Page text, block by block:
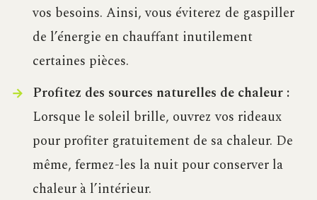
vos besoins. Ainsi, vous éviterez de gaspiller
de l’énergie en chauffant inutilement
certaines pièces.
Profitez des sources naturelles de chaleur :
Lorsque le soleil brille, ouvrez vos rideaux
pour profiter gratuitement de sa chaleur. De
même, fermez-les la nuit pour conserver la
chaleur à l’intérieur.